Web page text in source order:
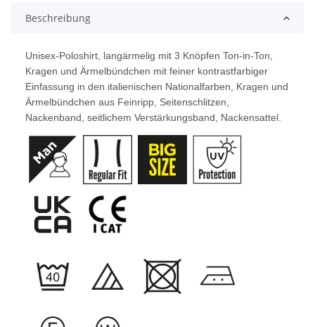
Beschreibung
Unisex-Poloshirt, langärmelig mit 3 Knöpfen Ton-in-Ton,
Kragen und Ärmelbündchen mit feiner kontrastfarbiger
Einfassung in den italienischen Nationalfarben, Kragen und
Ärmelbündchen aus Feinripp, Seitenschlitzen,
Nackenband, seitlichem Verstärkungsband, Nackensattel.